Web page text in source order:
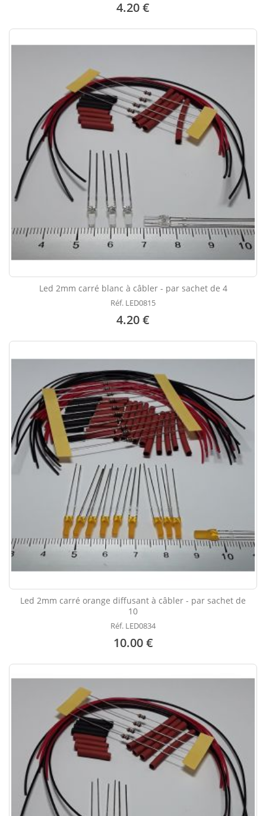
4.20 €
Led 2mm carré blanc à câbler - par sachet de 4
Réf. LED0815
4.20 €
Led 2mm carré orange diffusant à câbler - par sachet de
10
Réf. LED0834
10.00 €